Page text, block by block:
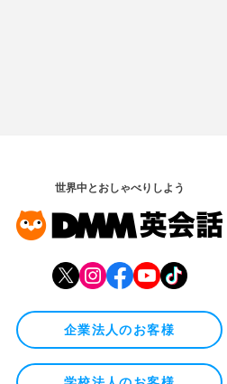
世界中とおしゃべりしよう
企業法人のお客様